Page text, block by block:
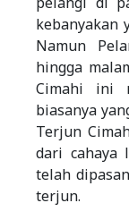
kebanyakan
Namun
hingga
Cimahi ini
biasanya
Terjun
dari cahaya
telah
terjun.